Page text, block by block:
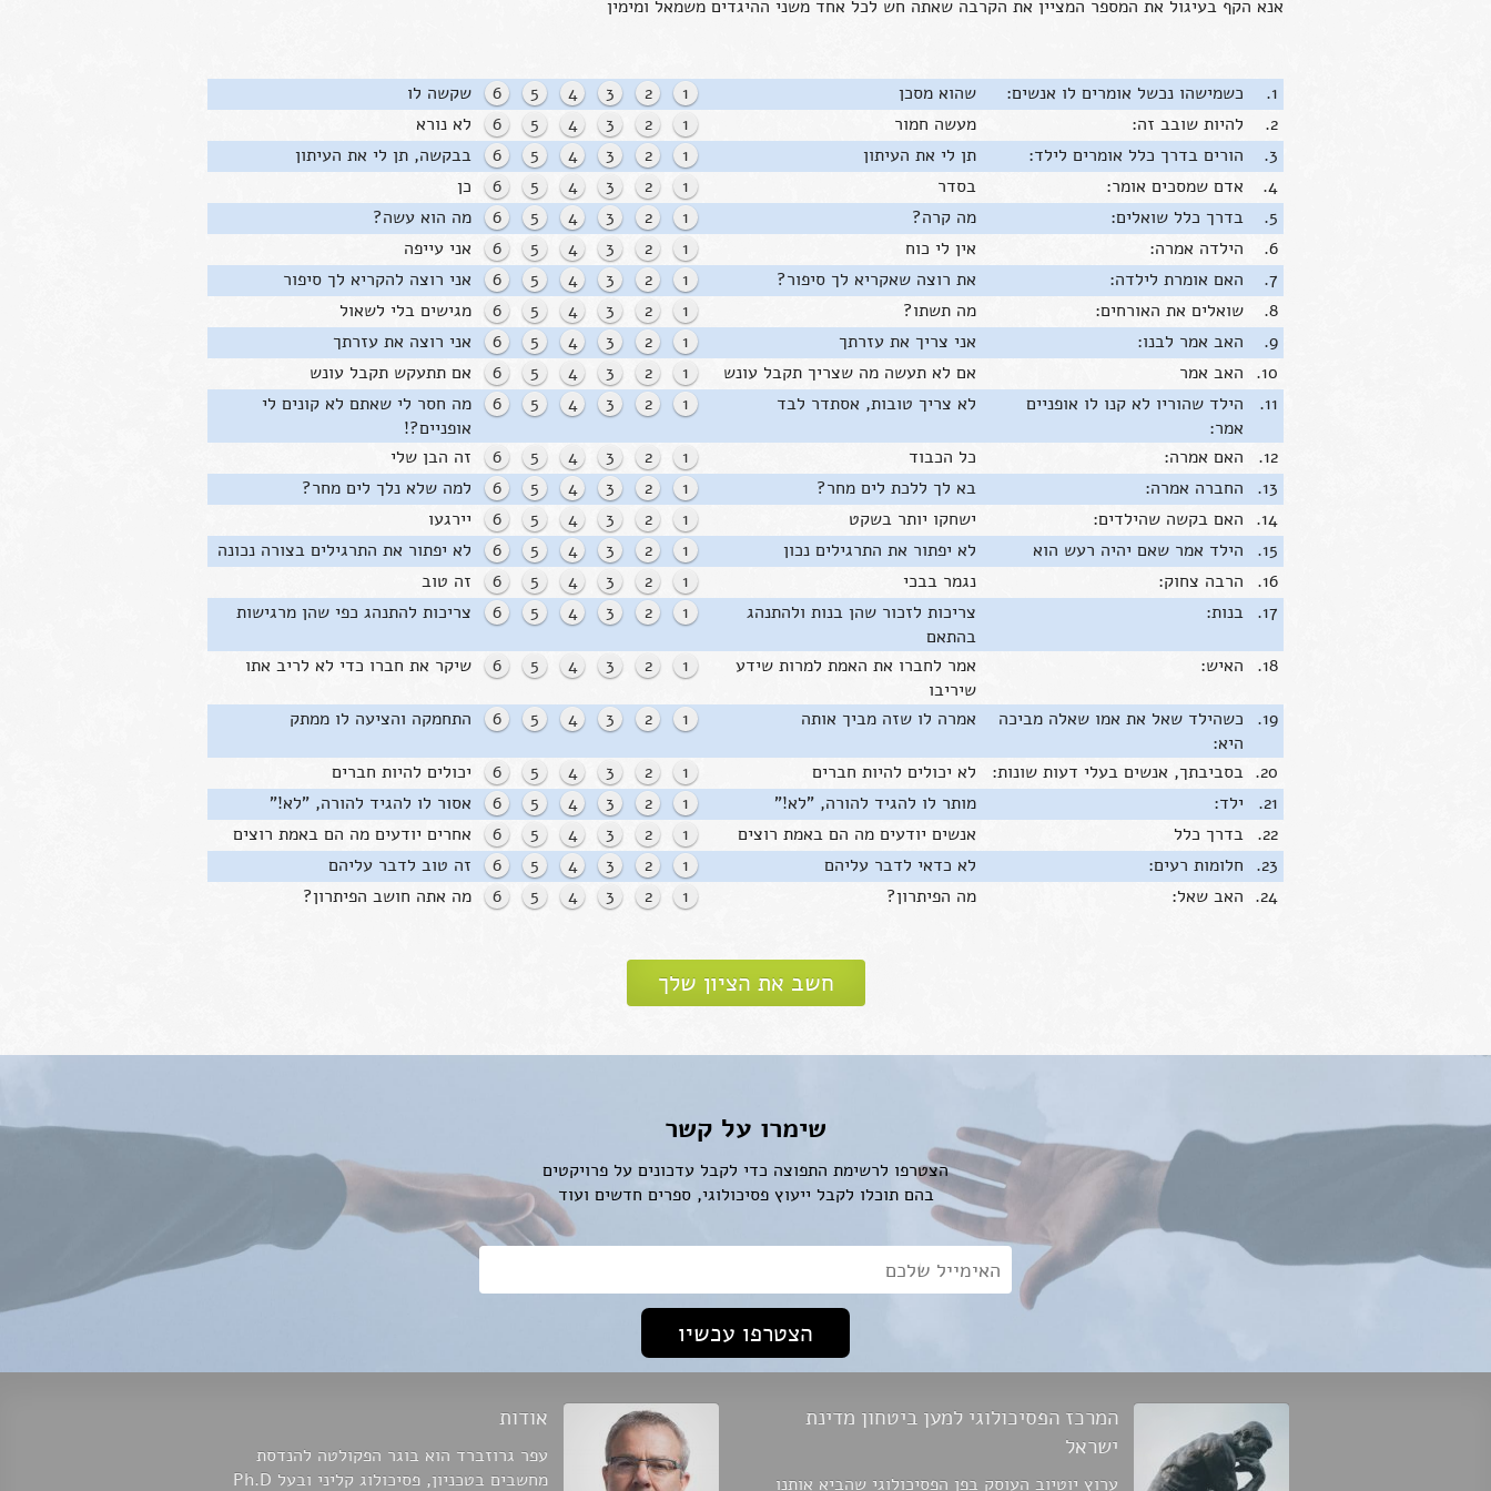
אנא הקף בעיגול את המספר המציין את הקרבה שאתה חש לכל אחד משני ההיגדים משמאל ומימין
1. כשמישהו נכשל אומרים לו אנשים: שהוא מסכן 1
2
3
4
5
6
שקשה לו
2.
להיות שובב זה: מעשה חמור 1
2
3
4
5
6
לא נורא
3.
הורים בדרך כלל אומרים לילד: תן לי את העיתון 1
2
3
4
5
6
בבקשה, תן לי את העיתון
4.
אדם שמסכים אומר: בסדר 1
2
3
4
5
6
כן
5.
בדרך כלל שואלים: מה קרה? 1
2
3
4
5
6
מה הוא עשה?
6.
הילדה אמרה: אין לי כוח 1
2
3
4
5
6
אני עייפה
7.
האם אומרת לילדה: את רוצה שאקריא לך סיפור? 1
2
3
4
5
6
אני רוצה להקריא לך סיפור
8.
שואלים את האורחים: מה תשתו? 1
2
3
4
5
6
מגישים בלי לשאול
9.
האב אמר לבנו: אני צריך את עזרתך 1
2
3
4
5
6
אני רוצה את עזרתך
10.
האב אמר אם לא תעשה מה שצריך תקבל עונש 1
2
3
4
5
6
אם תתעקש תקבל עונש
11.
הילד שהוריו לא קנו לו אופניים
אמר:
לא צריך טובות, אסתדר לבד 1
2
3
4
5
6
מה חסר לי שאתם לא קונים לי
אופניים?!
12.
האם אמרה: כל הכבוד 1
2
3
4
5
6
זה הבן שלי
13.
החברה אמרה: בא לך ללכת לים מחר? 1
2
3
4
5
6
למה שלא נלך לים מחר?
14.
האם בקשה שהילדים: ישחקו יותר בשקט 1
2
3
4
5
6
יירגעו
15.
הילד אמר שאם יהיה רעש הוא לא יפתור את התרגילים נכון 1
2
3
4
5
6
לא יפתור את התרגילים בצורה נכונה
16.
הרבה צחוק: נגמר בבכי 1
2
3
4
5
6
זה טוב
17.
בנות:
צריכות לזכור שהן בנות ולהתנהג
בהתאם
1
2
3
4
5
6 צריכות להתנהג כפי שהן מרגישות
18. האיש:
אמר לחברו את האמת למרות שידע
שיריבו
1
2
3
4
5
6 שיקר את חברו כדי לא לריב אתו
19.
כשהילד שאל את אמו שאלה מביכה
היא:
אמרה לו שזה מביך אותה 1
2
3
4
5
6 התחמקה והציעה לו ממתק
20. בסביבתך, אנשים בעלי דעות שונות: לא יכולים להיות חברים 1
2
3
4
5
6
יכולים להיות חברים
21.
ילד: מותר לו להגיד להורה, "לא!" 1
2
3
4
5
6
אסור לו להגיד להורה, "לא!"
22.
בדרך כלל אנשים יודעים מה הם באמת רוצים 1
2
3
4
5
6
אחרים יודעים מה הם באמת רוצים
23.
חלומות רעים: לא כדאי לדבר עליהם 1
2
3
4
5
6
זה טוב לדבר עליהם
24.
האב שאל: מה הפיתרון? 1
2
3
4
5
6 מה אתה חושב הפיתרון?
שימרו על קשר
הצטרפו לרשימת התפוצה כדי לקבל עדכונים על פרויקטים
בהם תוכלו לקבל ייעוץ פסיכולוגי, ספרים חדשים ועוד
המרכז הפסיכולוגי למען ביטחון מדינת
ישראל
ערוץ יוטיוב העוסק בפן הפסיכולוגי שהביא אותנו
אודות
עפר גרוזברד הוא בוגר הפקולטה להנדסת
מחשבים בטכניון, פסיכולוג קליני ובעל Ph.D